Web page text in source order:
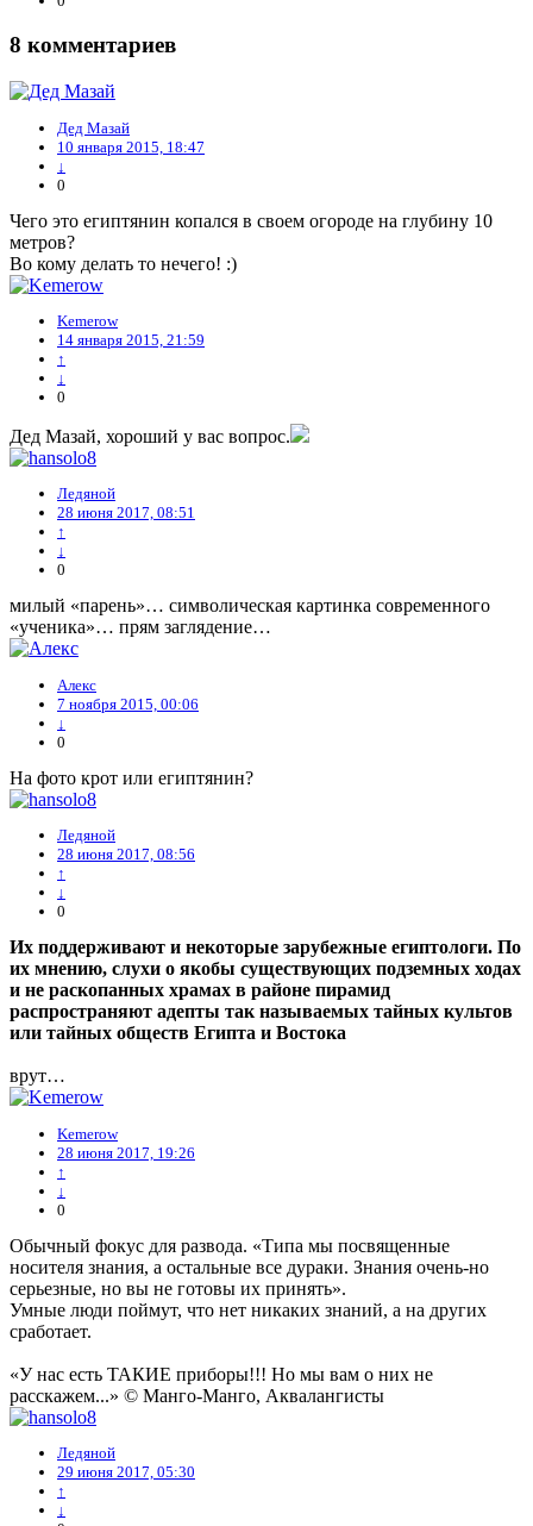
8 комментариев
Дед Мазай
10 января 2015, 18:47
↓
0
Чего это египтянин копался в своем огороде на глубину 10
метров?
Во кому делать то нечего! :)
Kemerow
14 января 2015, 21:59
↑
↓
0
Дед Мазай, хороший у вас вопрос.
Ледяной
28 июня 2017, 08:51
↑
↓
0
милый «парень»… символическая картинка современного
«ученика»… прям заглядение…
Алекс
7 ноября 2015, 00:06
↓
0
На фото крот или египтянин?
Ледяной
28 июня 2017, 08:56
↑
↓
0
Их поддерживают и некоторые зарубежные египтологи. По
их мнению, слухи о якобы существующих подземных ходах
и не раскопанных храмах в районе пирамид
распространяют адепты так называемых тайных культов
или тайных обществ Египта и Востока
врут…
Kemerow
28 июня 2017, 19:26
↑
↓
0
Обычный фокус для развода. «Типа мы посвященные
носителя знания, а остальные все дураки. Знания очень-но
серьезные, но вы не готовы их принять».
Умные люди поймут, что нет никаких знаний, а на других
сработает.
«У нас есть ТАКИЕ приборы!!! Но мы вам о них не
расскажем...» © Манго-Манго, Аквалангисты
Ледяной
29 июня 2017, 05:30
↑
↓